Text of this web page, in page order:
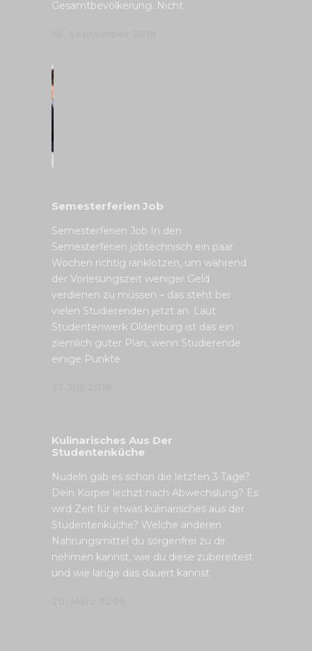
Gesamtbevölkerung. Nicht
Semesterferien Job
Semesterferien Job In den
Semesterferien jobtechnisch ein paar
Wochen richtig ranklotzen, um während
der Vorlesungszeit weniger Geld
verdienen zu müssen – das steht bei
vielen Studierenden jetzt an. Laut
Studentenwerk Oldenburg ist das ein
ziemlich guter Plan, wenn Studierende
einige Punkte
Kulinarisches Aus Der
Studentenküche
Nudeln gab es schon die letzten 3 Tage?
Dein Körper lechzt nach Abwechslung? Es
wird Zeit für etwas kulinarisches aus der
Studentenküche? Welche anderen
Nahrungsmittel du sorgenfrei zu dir
nehmen kannst, wie du diese zubereitest
und wie lange das dauert kannst